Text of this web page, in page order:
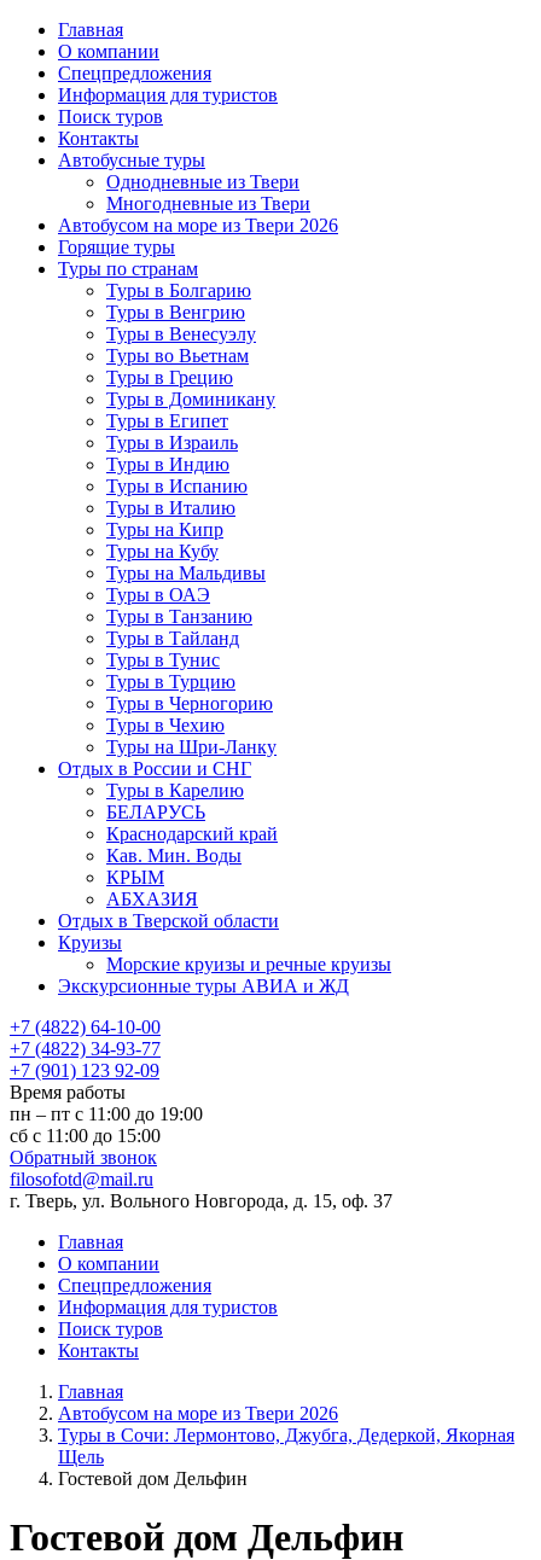
Главная
О компании
Спецпредложения
Информация для туристов
Поиск туров
Контакты
Автобусные туры
Однодневные из Твери
Многодневные из Твери
Автобусом на море из Твери 2026
Горящие туры
Туры по странам
Туры в Болгарию
Туры в Венгрию
Туры в Венесуэлу
Туры во Вьетнам
Туры в Грецию
Туры в Доминикану
Туры в Египет
Туры в Израиль
Туры в Индию
Туры в Испанию
Туры в Италию
Туры на Кипр
Туры на Кубу
Туры на Мальдивы
Туры в ОАЭ
Туры в Танзанию
Туры в Тайланд
Туры в Тунис
Туры в Турцию
Туры в Черногорию
Туры в Чехию
Туры на Шри-Ланку
Отдых в России и СНГ
Туры в Карелию
БЕЛАРУСЬ
Краснодарский край
Кав. Мин. Воды
КРЫМ
АБХАЗИЯ
Отдых в Тверской области
Круизы
Морские круизы и речные круизы
Экскурсионные туры АВИА и ЖД
‪+7 (4822) 64-10-00
+7 (4822) 34-93-77
+7 (901) 123 92-09
Время работы
пн – пт с 11:00 до 19:00
сб с 11:00 до 15:00
Обратный звонок
filosofotd@mail.ru
г. Тверь, ул. Вольного Новгорода, д. 15, оф. 37
Главная
О компании
Спецпредложения
Информация для туристов
Поиск туров
Контакты
Главная
Автобусом на море из Твери 2026
Туры в Сочи: Лермонтово, Джубга, Дедеркой, Якорная
Щель
Гостевой дом Дельфин
Гостевой дом Дельфин